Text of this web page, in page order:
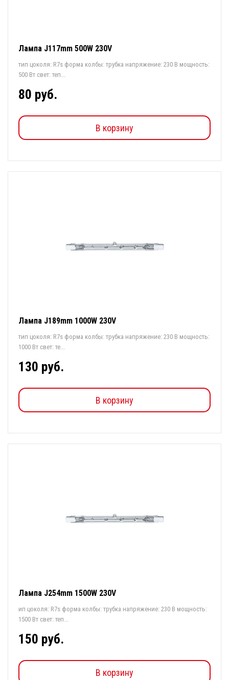
Лампа J117mm 500W 230V
тип цоколя: R7s форма колбы: трубка напряжение: 230 В мощность:
500 Вт свет: теп...
80 руб.
В корзину
Лампа J189mm 1000W 230V
тип цоколя: R7s форма колбы: трубка напряжение: 230 В мощность:
1000 Вт свет: те...
130 руб.
В корзину
Лампа J254mm 1500W 230V
ип цоколя: R7s форма колбы: трубка напряжение: 230 В мощность:
1500 Вт свет: теп...
150 руб.
В корзину